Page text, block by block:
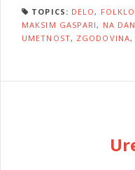
TOPICS: DELO,
MAKSIM GASPARI, NA
UMETNOST, ZGODOVINA